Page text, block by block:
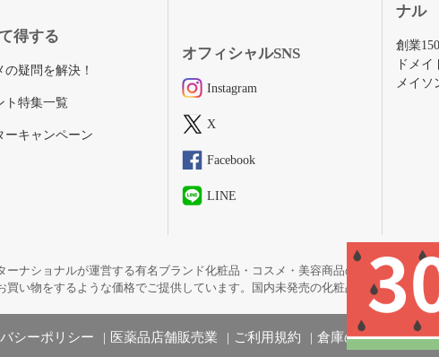
得する
の疑問を解決！
ト特集一覧
ーキャンペーン
オフィシャルSNS
Instagram
X
Facebook
LINE
ナル
創業
ドメ
メイソ
ナショナルが運営する有名ブランド化粧品・コスメ・美容商品の通販サイトで
い物をするような価格でご提供しています。国内未発売の化粧品も取り揃えてい
シーポリシー 医薬品店舗販売業 ご利用規約 倉庫の管理体制